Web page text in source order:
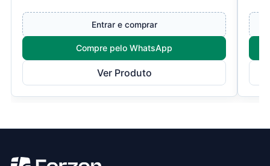
Entrar e comprar
Compre pelo WhatsApp
Ver Produto